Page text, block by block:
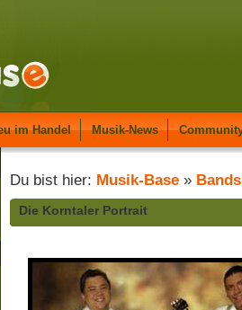
im Handel Musik-News
Du bist hier: Musik-Base » Bands
Die Korntaler Portrait